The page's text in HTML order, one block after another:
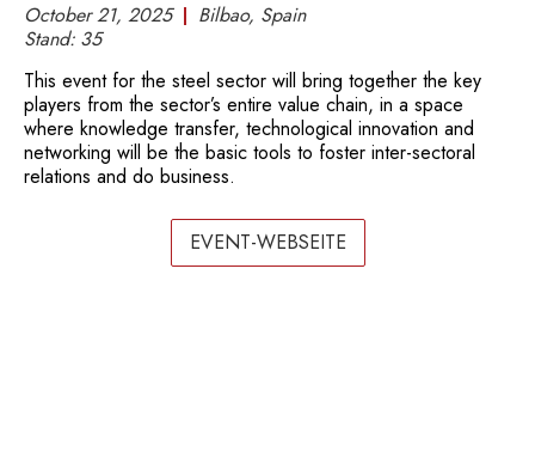
October 21, 2025
Bilbao, Spain
Stand: 35
This event for the steel sector will bring together the key
players from the sector’s entire value chain, in a space
where knowledge transfer, technological innovation and
networking will be the basic tools to foster inter-sectoral
relations and do business.
EVENT-WEBSEITE